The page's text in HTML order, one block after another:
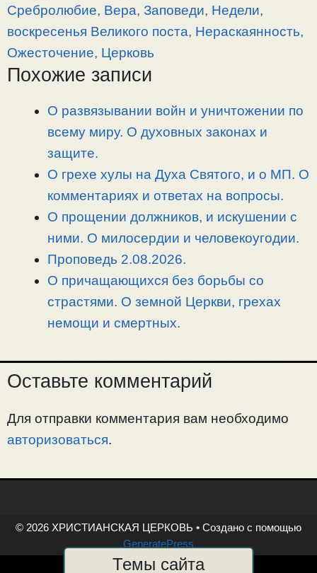
y
k
e
m
e
k
р
т
Сребролюбие, Вера, Заповеди, Недели,
воскресенья Великого поста, Нераскаянность,
Ожесточение, Церковь
Похожие записи
О развязывании войн и уничтожении по
всему миру. О духовных законах и
защите.
О грехе хулы на Духа Святого, и о МП. О
комментариях и ответах на вопросы.
О прощении должников, и искушении с
ними. О милосердии и человекоугодии.
Проповедь 2.08.2026.
О причащающихся без борьбы со
страстями. О земной Церкви, грехах
немощи и смертных.
Оставьте комментарий
Для отправки комментария вам необходимо
авторизоваться.
© 2026 ХРИСТИАНСКАЯ ЦЕРКОВЬ • Создано с помощью
GeneratePress
Темы сайта